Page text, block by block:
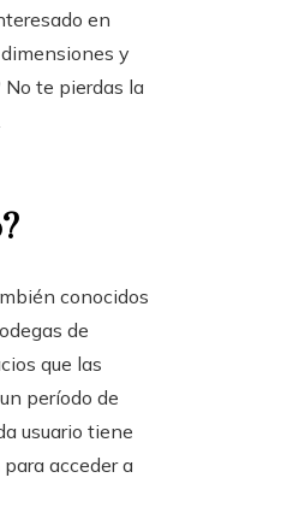
en
y
te pierdas la
conocidos
de
que las
período de
usuario tiene
acceder a